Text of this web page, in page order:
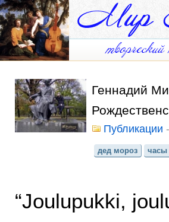
Геннадий
Публикации -
дед мороз часы
“Joulupukki,